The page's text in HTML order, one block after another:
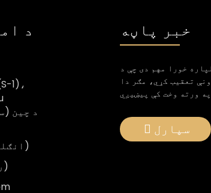
د
+86 15608067282 (انګلیسي)
+86 13678251115 (روسیه)
خبر پاڼه
خورا مهم دی چې د
تعقیب کړي، مګر دا
ورته وخت کې پیښیږي
سپارل